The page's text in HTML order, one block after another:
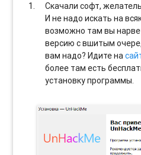
Скачали софт,
И не надо искать на
возможно там вы
версию с вшитым
вам надо? Идите на
более там есть
установку программы.